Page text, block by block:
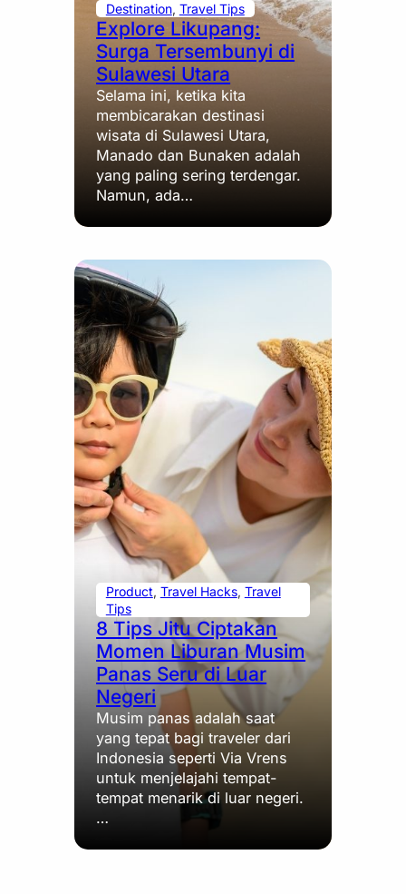
Destination, Travel Tips
Explore Likupang:
Surga Tersembunyi di
Sulawesi Utara
Selama ini, ketika kita
membicarakan destinasi
wisata di Sulawesi Utara,
Manado dan Bunaken adalah
yang paling sering terdengar.
Namun, ada…
Product, Travel Hacks, Travel
Tips
8 Tips Jitu Ciptakan
Momen Liburan Musim
Panas Seru di Luar
Negeri
Musim panas adalah saat
yang tepat bagi traveler dari
Indonesia seperti Via Vrens
untuk menjelajahi tempat-
tempat menarik di luar negeri.
…